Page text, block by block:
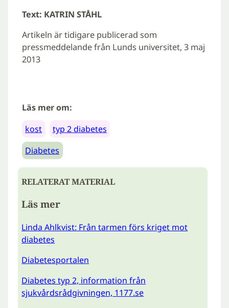
Text: KATRIN STÅHL
Artikeln är tidigare publicerad som
pressmeddelande från Lunds universitet, 3 maj
2013
Läs mer om:
kost
typ 2 diabetes
Diabetes
RELATERAT MATERIAL
Läs mer
Linda Ahlkvist: Från tarmen förs kriget mot
diabetes
Diabetesportalen
Diabetes typ 2, information från
sjukvårdsrådgivningen, 1177.se